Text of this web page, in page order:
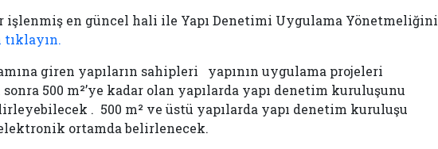
en güncel hali ile Yapı Denetimi Uygulama Yönetmeliğini
giren yapıların sahipleri yapının uygulama projeleri
500 m²’ye kadar olan yapılarda yapı denetim kuruluşunu
. 500 m² ve üstü yapılarda yapı denetim kuruluşu
ortamda belirlenecek.